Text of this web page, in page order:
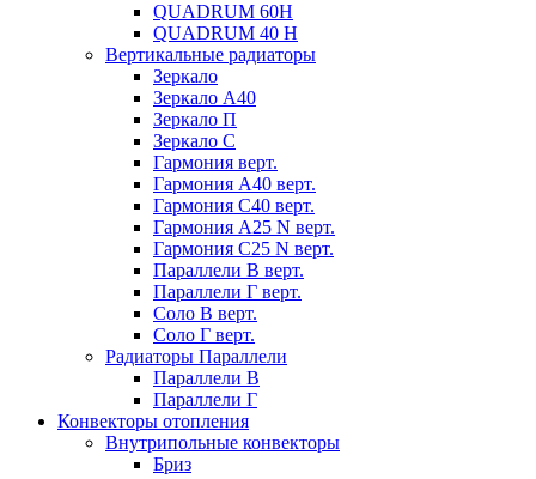
QUADRUM 60H
QUADRUM 40 H
Вертикальные радиаторы
Зеркало
Зеркало А40
Зеркало П
Зеркало С
Гармония верт.
Гармония А40 верт.
Гармония С40 верт.
Гармония А25 N верт.
Гармония С25 N верт.
Параллели В верт.
Параллели Г верт.
Соло В верт.
Соло Г верт.
Радиаторы Параллели
Параллели В
Параллели Г
Конвекторы отопления
Внутрипольные конвекторы
Бриз